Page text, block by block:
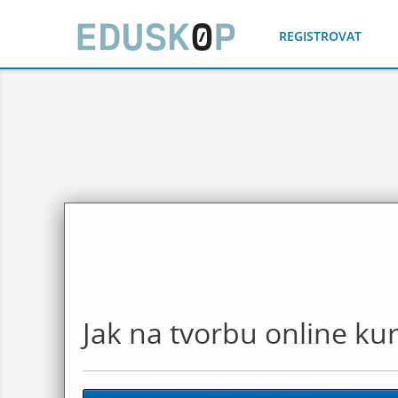
REGISTROVAT
Jak na tvorbu online